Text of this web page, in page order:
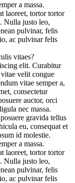
a massa.
laoreet, tortor tortor
Nulla justo leo,
pulvinar, felis
ac pulvinar felis
vitaes?
elit. Curabitur
velit congue
vitae semper a,
consectetur
auctor, orci
nec massa.
gravida tellus
eu, consequat et
id molestie.
a massa.
laoreet, tortor tortor
Nulla justo leo,
pulvinar, felis
ac pulvinar felis